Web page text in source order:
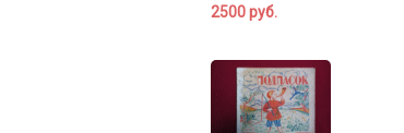
2500 руб.